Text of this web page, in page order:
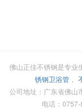
佛山正佳不锈钢是专业
锈钢卫浴管 ，
公司地址：广东省佛山
电话：